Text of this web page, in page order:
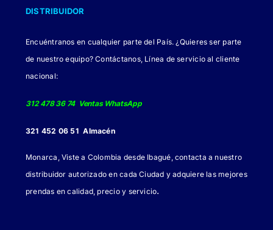
DISTRIBUIDOR
Encuéntranos en cualquier parte del País. ¿Quieres ser parte
de nuestro equipo? Contáctanos, Línea de servicio al cliente
nacional:
312 478 36 74 Ventas WhatsApp
321 452 06 51 Almacén
Monarca, Viste a Colombia desde Ibagué, contacta a nuestro
distribuidor autorizado en cada Ciudad y adquiere las mejores
prendas en calidad, precio y servicio.